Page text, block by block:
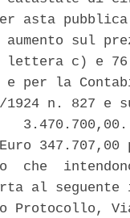
asta
sul
c) e 76
e per la
1924 n. 827 e
347.707,00
che
al seguente
Protocollo,